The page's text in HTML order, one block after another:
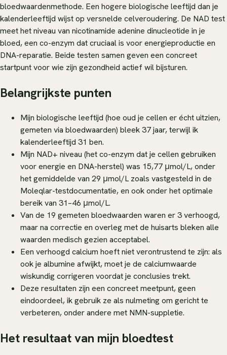
bloedwaardenmethode. Een hogere biologische leeftijd dan je
kalenderleeftijd wijst op versnelde celveroudering. De NAD test
meet het niveau van nicotinamide adenine dinucleotide in je
bloed, een co-enzym dat cruciaal is voor energieproductie en
DNA-reparatie. Beide testen samen geven een concreet
startpunt voor wie zijn gezondheid actief wil bijsturen.
Belangrijkste punten
Mijn biologische leeftijd (hoe oud je cellen er écht uitzien,
gemeten via bloedwaarden) bleek 37 jaar, terwijl ik
kalenderleeftijd 31 ben.
Mijn NAD+ niveau (het co-enzym dat je cellen gebruiken
voor energie en DNA-herstel) was 15,77 μmol/L, onder
het gemiddelde van 29 μmol/L zoals vastgesteld in de
Moleqlar-testdocumentatie, en ook onder het optimale
bereik van 31–46 μmol/L.
Van de 19 gemeten bloedwaarden waren er 3 verhoogd,
maar na correctie en overleg met de huisarts bleken alle
waarden medisch gezien acceptabel.
Een verhoogd calcium hoeft niet verontrustend te zijn: als
ook je albumine afwijkt, moet je de calciumwaarde
wiskundig corrigeren voordat je conclusies trekt.
Deze resultaten zijn een concreet meetpunt, geen
eindoordeel, ik gebruik ze als nulmeting om gericht te
verbeteren, onder andere met NMN-suppletie.
Het resultaat van mijn bloedtest